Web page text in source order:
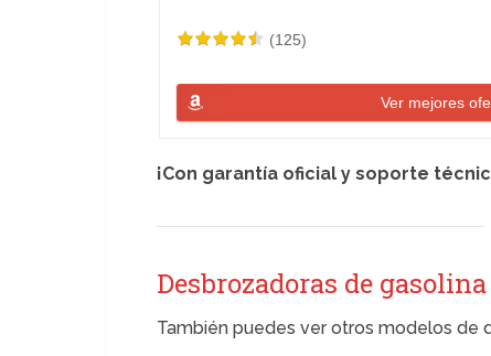
(125)
Ver mejores
¡Con garantía oficial y soporte
Desbrozadoras de
También puedes ver otros modelos de